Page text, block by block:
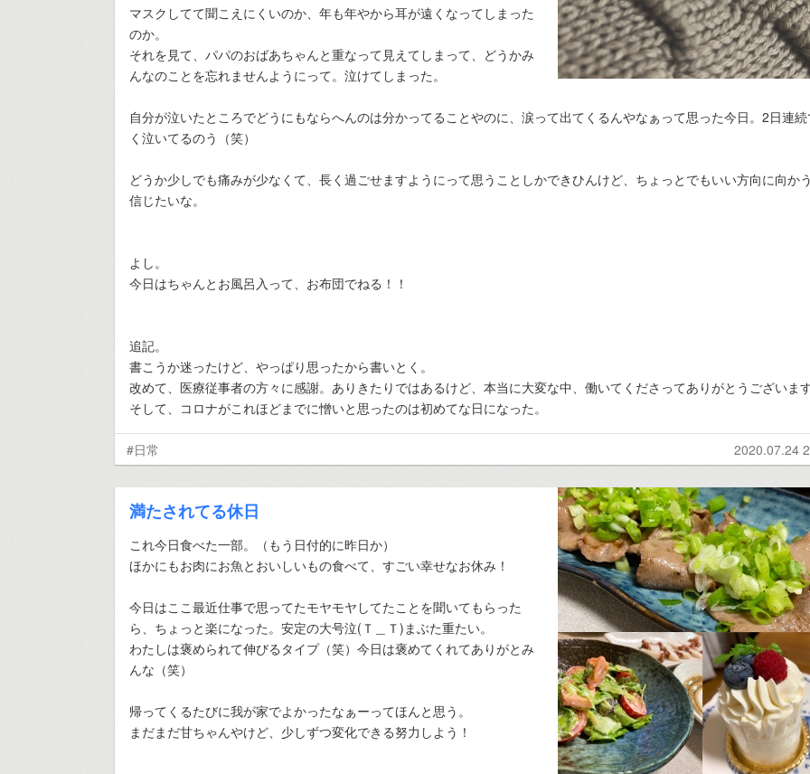
マスクしてて聞こえにくいのか、年も年やから耳が遠くなってしまった
のか。
それを見て、パパのおばあちゃんと重なって見えてしまって、どうかみ
んなのことを忘れませんようにって。泣けてしまった。
自分が泣いたところでどうにもならへんのは分かってることやのに、涙って出てくるんやなぁって思った今日。2日連
く泣いてるのう（笑）
どうか少しでも痛みが少なくて、長く過ごせますようにって思うことしかできひんけど、ちょっとでもいい方向に向か
信じたいな。
よし。
今日はちゃんとお風呂入って、お布団でねる！！
追記。
書こうか迷ったけど、やっぱり思ったから書いとく。
改めて、医療従事者の方々に感謝。ありきたりではあるけど、本当に大変な中、働いてくださってありがとうございま
そして、コロナがこれほどまでに憎いと思ったのは初めてな日になった。
#日常 2020.07.24
満たされてる休日
これ今日食べた一部。（もう日付的に昨日か）
ほかにもお肉にお魚とおいしいもの食べて、すごい幸せなお休み！
今日はここ最近仕事で思ってたモヤモヤしてたことを聞いてもらった
ら、ちょっと楽になった。安定の大号泣(Ｔ＿Ｔ)まぶた重たい。
わたしは褒められて伸びるタイプ（笑）今日は褒めてくれてありがとみ
んな（笑）
帰ってくるたびに我が家でよかったなぁーってほんと思う。
まだまだ甘ちゃんやけど、少しずつ変化できる努力しよう！